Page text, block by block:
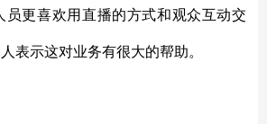
员更喜欢用直播的方式和观众互动交
表示这对业务有很大的帮助。